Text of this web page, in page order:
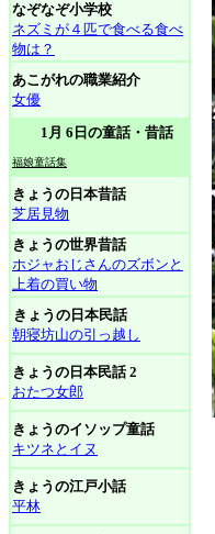
なぞなぞ小学校
ネズミが４匹で食べる食べ
物は？
あこがれの職業紹介
女優
1月 6日の童話・昔話
福娘童話集
きょうの日本昔話
芝居見物
きょうの世界昔話
ホジャおじさんのズボンと
上着の買い物
きょうの日本民話
朝寝坊山の引っ越し
きょうの日本民話 2
おたつ女郎
きょうのイソップ童話
キツネとイヌ
きょうの江戸小話
平林